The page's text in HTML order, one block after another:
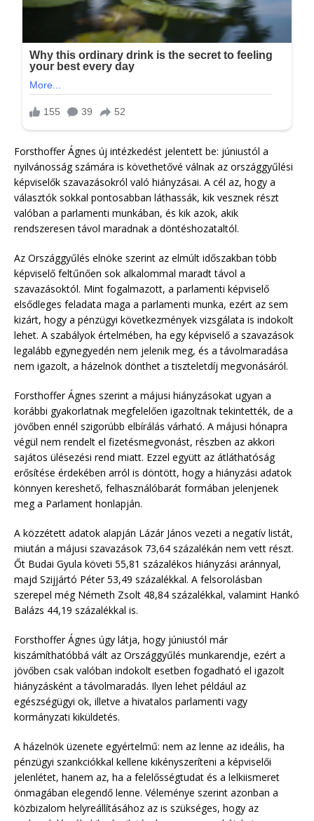
Forsthoffer Ágnes új intézkedést jelentett be: júniustól a
nyilvánosság számára is követhetővé válnak az országgyűlési
képviselők szavazásokról való hiányzásai. A cél az, hogy a
választók sokkal pontosabban láthassák, kik vesznek részt
valóban a parlamenti munkában, és kik azok, akik
rendszeresen távol maradnak a döntéshozataltól.
Az Országgyűlés elnöke szerint az elmúlt időszakban több
képviselő feltűnően sok alkalommal maradt távol a
szavazásoktól. Mint fogalmazott, a parlamenti képviselő
elsődleges feladata maga a parlamenti munka, ezért az sem
kizárt, hogy a pénzügyi következmények vizsgálata is indokolt
lehet. A szabályok értelmében, ha egy képviselő a szavazások
legalább egynegyedén nem jelenik meg, és a távolmaradása
nem igazolt, a házelnök dönthet a tiszteletdíj megvonásáról.
Forsthoffer Ágnes szerint a májusi hiányzásokat ugyan a
korábbi gyakorlatnak megfelelően igazoltnak tekintették, de a
jövőben ennél szigorúbb elbírálás várható. A májusi hónapra
végül nem rendelt el fizetésmegvonást, részben az akkori
sajátos ülésezési rend miatt. Ezzel együtt az átláthatóság
erősítése érdekében arról is döntött, hogy a hiányzási adatok
könnyen kereshető, felhasználóbarát formában jelenjenek
meg a Parlament honlapján.
A közzétett adatok alapján Lázár János vezeti a negatív listát,
miután a májusi szavazások 73,64 százalékán nem vett részt.
Őt Budai Gyula követi 55,81 százalékos hiányzási aránnyal,
majd Szijjártó Péter 53,49 százalékkal. A felsorolásban
szerepel még Németh Zsolt 48,84 százalékkal, valamint Hankó
Balázs 44,19 százalékkal is.
Forsthoffer Ágnes úgy látja, hogy júniustól már
kiszámíthatóbbá vált az Országgyűlés munkarendje, ezért a
jövőben csak valóban indokolt esetben fogadható el igazolt
hiányzásként a távolmaradás. Ilyen lehet például az
egészségügyi ok, illetve a hivatalos parlamenti vagy
kormányzati kiküldetés.
A házelnök üzenete egyértelmű: nem az lenne az ideális, ha
pénzügyi szankciókkal kellene kikényszeríteni a képviselői
jelenlétet, hanem az, ha a felelősségtudat és a lelkiismeret
önmagában elegendő lenne. Véleménye szerint azonban a
közbizalom helyreállításához az is szükséges, hogy az